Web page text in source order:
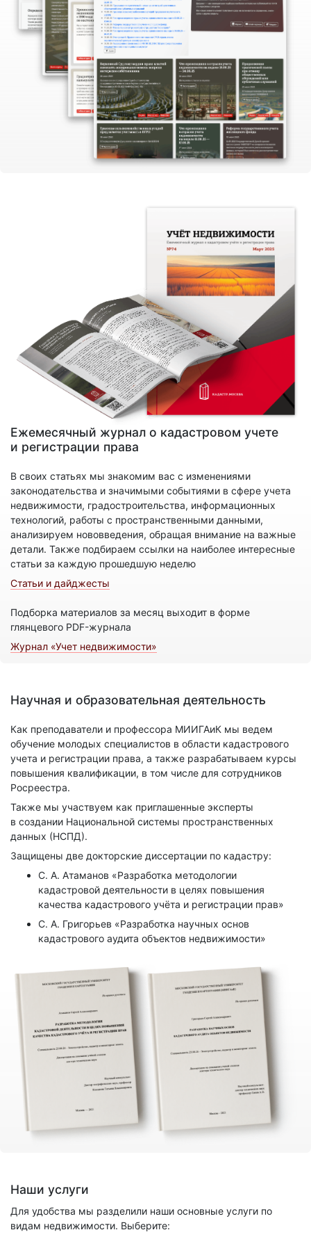
Ежемесячный журнал о кадастровом учете
и регистрации права
В своих статьях мы знакомим вас с изменениями
законодательства и значимыми событиями в сфере учета
недвижимости, градостроительства, информационных
технологий, работы с пространственными данными,
анализируем нововведения, обращая внимание на важные
детали. Также подбираем ссылки на наиболее интересные
статьи за каждую прошедшую неделю
Статьи и дайджесты
Подборка материалов за месяц выходит в форме
глянцевого PDF-журнала
Журнал «Учет недвижимости»
Научная и образовательная деятельность
Как преподаватели и профессора МИИГАиК мы ведем
обучение молодых специалистов в области кадастрового
учета и регистрации права, а также разрабатываем курсы
повышения квалификации, в том числе для сотрудников
Росреестра.
Также мы участвуем как приглашенные эксперты
в создании Национальной системы пространственных
данных (НСПД).
Защищены две докторские диссертации по кадастру:
С. А. Атаманов «Разработка методологии
кадастровой деятельности в целях повышения
качества кадастрового учёта и регистрации прав»
С. А. Григорьев «Разработка научных основ
кадастрового аудита объектов недвижимости»
Наши услуги
Для удобства мы разделили наши основные услуги по
видам недвижимости. Выберите: